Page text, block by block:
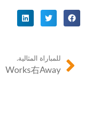
للمباراة المثالية.
Works右Away